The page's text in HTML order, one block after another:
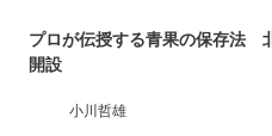
プロが伝授する青果の保存法
開設
小川哲雄